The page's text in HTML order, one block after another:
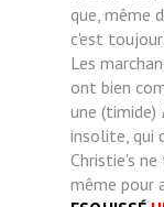
que, même
c'est
Les
ont bien
une (timide)
insolite, qui
Christie's
même pour